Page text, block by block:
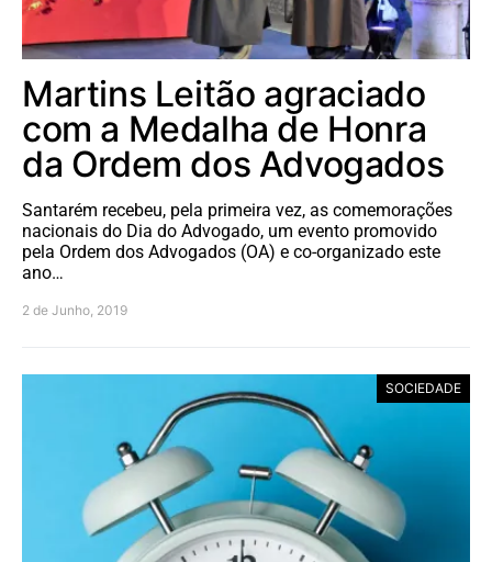
Martins Leitão agraciado
com a Medalha de Honra
da Ordem dos Advogados
Santarém recebeu, pela primeira vez, as comemorações
nacionais do Dia do Advogado, um evento promovido
pela Ordem dos Advogados (OA) e co-organizado este
ano…
2 de Junho, 2019
SOCIEDADE